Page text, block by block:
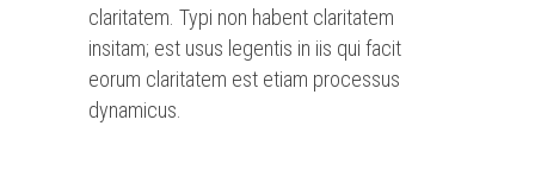
claritatem. Typi non habent claritatem
insitam; est usus legentis in iis qui facit
eorum claritatem est etiam processus
dynamicus.